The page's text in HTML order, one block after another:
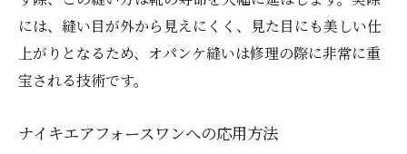
には、縫い目が外から見えにくく、見た目にも美しい仕
上がりとなるため、オパンケ縫いは修理の際に非常に重
宝される技術です。
ナイキエアフォースワンへの応用方法